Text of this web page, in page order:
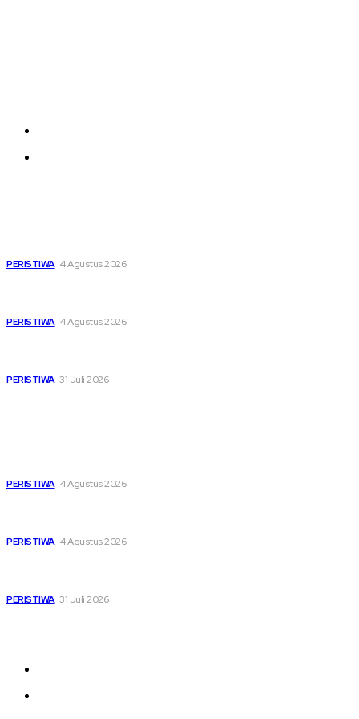
PERISTIWA 4 Agustus 2026
PERISTIWA 4 Agustus 2026
PERISTIWA 31 Juli 2026
PERISTIWA 4 Agustus 2026
PERISTIWA 4 Agustus 2026
PERISTIWA 31 Juli 2026